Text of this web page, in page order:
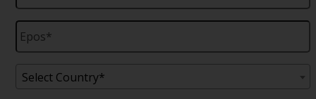
Epos
Country
Select Country*